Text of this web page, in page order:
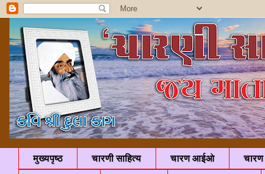
मुख्यपृष्ठ चारणी साहित्य चारण आईओ चारण